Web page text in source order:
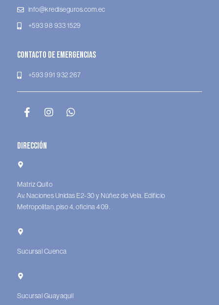
info@krediseguros.com.ec
+593 98 933 1529
Contacto de Emergencias
+593 991 932 267
Dirección
Matriz Quito
Av. Naciones Unidas E2-30 y Núñez de Vela. Edificio
Metropolitan, piso 4, oficina 409.
Sucursal Cuenca
Sucursal Guayaquil